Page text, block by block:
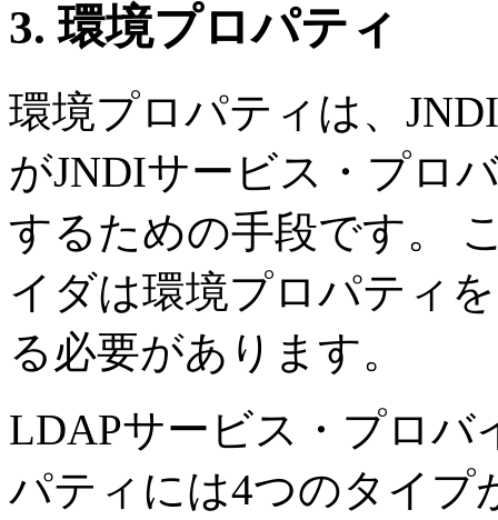
3. 環境プロパティ
環境プロパティは、
がJNDIサービス・プロ
するための手段です。
イダは環境プロパティ
る必要があります。
LDAPサービス・プロバ
パティには4つのタイプ